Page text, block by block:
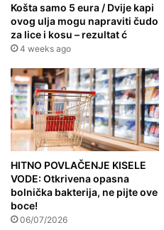
Košta samo 5 eura / Dvije kapi
ovog ulja mogu napraviti čudo
za lice i kosu – rezultat ć
4 weeks ago
HITNO POVLAČENJE KISELE
VODE: Otkrivena opasna
bolnička bakterija, ne pijte ove
boce!
06/07/2026